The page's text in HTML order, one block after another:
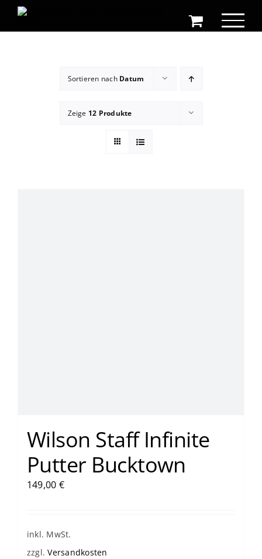
Zum
Sortieren nach Datum
Zeige 12 Produkte
Wilson Staff Infinite
Putter Bucktown
149,00 €
inkl. MwSt.
zzgl.Versandkosten